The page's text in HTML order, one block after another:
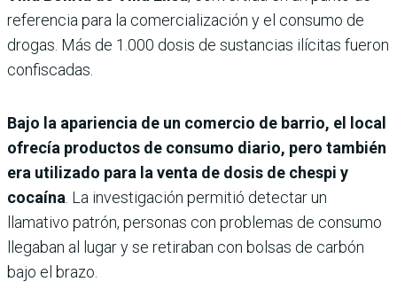
referencia para la comercialización y el consumo de
drogas. Más de 1.000 dosis de sustancias ilícitas fueron
confiscadas.
Bajo la apariencia de un comercio de barrio, el local
ofrecía productos de consumo diario, pero también
era utilizado para la venta de dosis de chespi y
cocaína . La investigación permitió detectar un
llamativo patrón, personas con problemas de consumo
llegaban al lugar y se retiraban con bolsas de carbón
bajo el brazo.